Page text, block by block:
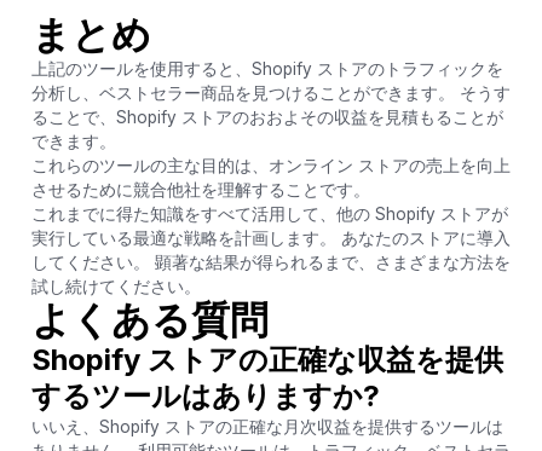
まとめ
上記のツールを使用すると、Shopify ストアのトラフィックを
分析し、ベストセラー商品を見つけることができます。 そうす
ることで、Shopify ストアのおおよその収益を見積もることが
できます。
これらのツールの主な目的は、オンライン ストアの売上を向上
させるために競合他社を理解することです。
これまでに得た知識をすべて活用して、他の Shopify ストアが
実行している最適な戦略を計画します。 あなたのストアに導入
してください。 顕著な結果が得られるまで、さまざまな方法を
試し続けてください。
よくある質問
Shopify ストアの正確な収益を提供
するツールはありますか?
いいえ、Shopify ストアの正確な月次収益を提供するツールは